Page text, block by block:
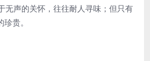
无声的关怀，往往耐人寻味；但只有
贵。